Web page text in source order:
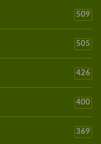
509
505
426
400
369